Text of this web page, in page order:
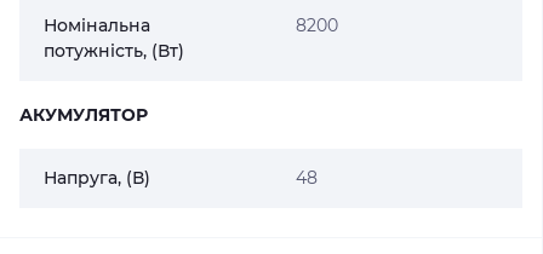
Номінальна
потужність, (Вт)
8200
АКУМУЛЯТОР
Напруга, (В) 48